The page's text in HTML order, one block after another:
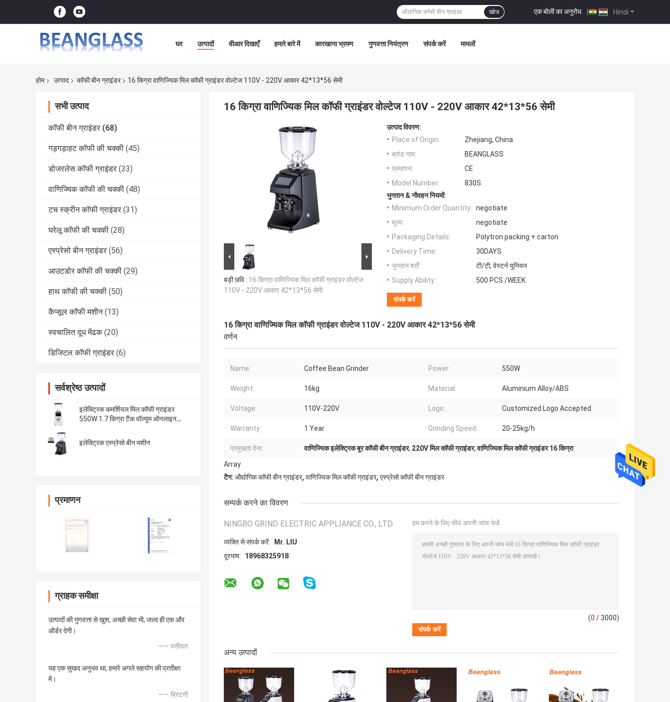
Hindi
एक बोली का अनुरोध |
खोज
घर उत्पादों वीआर दिखाएँ हमारे बारे में कारखाना भ्रमण गुणवत्ता नियंत्रण संपर्क करें मामलों
होम उत्पाद कॉफी बीन ग्राइंडर 16 किग्रा वाणिज्यिक मिल कॉफी ग्राइंडर वोल्टेज 110V - 220V आकार 42*13*56 सेमी
सभी उत्पाद
कॉफी बीन ग्राइंडर (68)
गड़गड़ाहट कॉफी की चक्की (45)
डोजरलेस कॉफी ग्राइंडर (33)
वाणिज्यिक कॉफी की चक्की (48)
टच स्क्रीन कॉफी ग्राइंडर (31)
घरेलू कॉफी की चक्की (28)
एस्प्रेसो बीन ग्राइंडर (56)
आउटडोर कॉफी की चक्की (29)
हाथ कॉफी की चक्की (50)
कैप्सूल कॉफी मशीन (13)
स्वचालित दूध मेंढक (20)
डिजिटल कॉफी ग्राइंडर (6)
सर्वश्रेष्ठ उत्पादों
इलेक्ट्रिक कमर्शियल मिल कॉफी ग्राइंडर
550W 1.7 किग्रा टैंक वॉल्यूम ऑनलाइन
इलेक्ट्रिक एस्प्रेसो बीन मशीन
प्रमाणन
ग्राहक समीक्षा
उत्पादों की गुणवत्ता से खुश, अच्छी सेवा भी, जल्द ही एक और
ऑर्डर देगी।
—— वसीयत
यह एक सुखद अनुभव था, हमारे अगले सहयोग की प्रतीक्षा
में।
—— ब्रिटनी
16 किग्रा वाणिज्यिक मिल कॉफी ग्राइंडर वोल्टेज 110V - 220V आकार 42*13*56 सेमी
बड़ी छवि : 16 किग्रा वाणिज्यिक मिल कॉफी ग्राइंडर वोल्टेज
110V - 220V आकार 42*13*56 सेमी
उत्पाद विवरण:
Place of Origin:
Zhejiang, China
ब्रांड नाम:
BEANGLASS
प्रमाणन:
CE
Model Number:
830S
भुगतान & नौवहन नियमों:
Minimum Order Quantity: negotiate
मूल्य:
negotiate
Packaging Details:
Polytron packing + carton
Delivery Time:
30DAYS
भुगतान शर्तें:
टी/टी, वेस्टर्न यूनियन
Supply Ability:
500 PCS /WEEK
संपर्क करें
16 किग्रा वाणिज्यिक मिल कॉफी ग्राइंडर वोल्टेज 110V - 220V आकार 42*13*56 सेमी
वर्णन
Name: Coffee Bean Grinder Power: 550W
Weight: 16kg Material: Aluminium Alloy/ABS
Voltage: 110V-220V Logo: Customized Logo Accepted
Warranty: 1 Year Grinding Speed: 20-25kg/h
प्रमुखता देना: वाणिज्यिक इलेक्ट्रिक बूर कॉफी बीन ग्राइंडर, 220V मिल कॉफी ग्राइंडर,वाणिज्यिक मिल कॉफी ग्राइंडर 16 किग्रा
Array
टैग: औद्योगिक कॉफी बीन ग्राइंडर, वाणिज्यिक मिल कॉफी ग्राइंडर, एस्प्रेसो कॉफी बीन ग्राइंडर
सम्पर्क करने का विवरण
NINGBO GRIND ELECTRIC APPLIANCE CO., LTD
व्यक्ति से संपर्क करें:
Mr. LIU
दूरभाष:
18968325918
हम करने के लिए सीधे अपनी जांच भेजें
(0 / 3000)
अन्य उत्पादों